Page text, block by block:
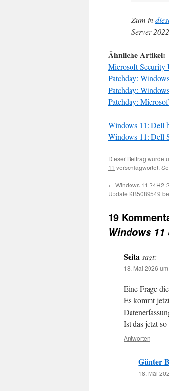
Zum in
Server
Ähnliche Artikel:
Microsoft Security
Patchday:
Patchday:
Patchday:
Windows 11: Dell
Windows 11: Dell
Dieser Beitrag wurde
11 verschlagwortet.
← Windows 11 24H2-
Update KB5089549
19
Windows 11
Seitasagt:
18. Mai 2026
Eine Frage
Es kommt
Ist das jetzt
Antworten
Günter
18. Mai